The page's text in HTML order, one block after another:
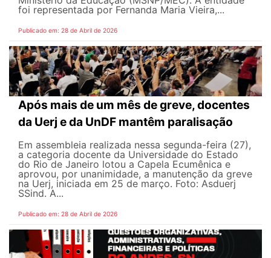
foi representada por Fernanda Maria Vieira,...
Publicado em: 28 de Abril de 2026
Após mais de um mês de greve, docentes
da Uerj e da UnDF mantêm paralisação
Em assembleia realizada nessa segunda-feira (27),
a categoria docente da Universidade do Estado
do Rio de Janeiro lotou a Capela Ecumênica e
aprovou, por unanimidade, a manutenção da greve
na Uerj, iniciada em 25 de março. Foto: Asduerj
SSind. A...
Publicado em: 28 de Abril de 2026